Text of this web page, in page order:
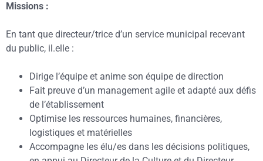
Missions :
En tant que directeur/trice d’un service municipal recevant
du public, il.elle :
Dirige l’équipe et anime son équipe de direction
Fait preuve d’un management agile et adapté aux défis
de l’établissement
Optimise les ressources humaines, financières,
logistiques et matérielles
Accompagne les élu/es dans les décisions politiques,